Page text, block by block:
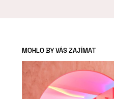
MOHLO BY VÁS ZAJÍMAT